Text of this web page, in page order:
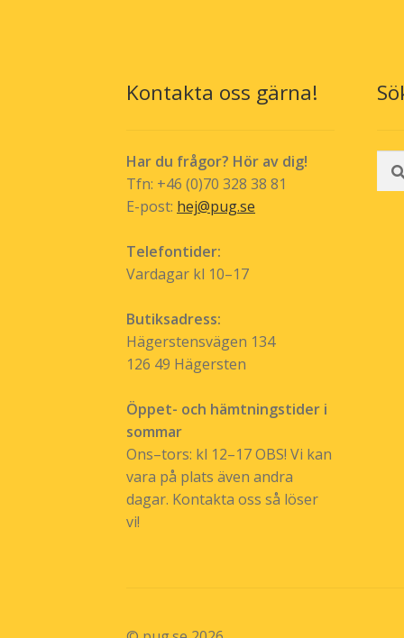
Kontakta oss gärna!
Har du frågor? Hör av dig!
Tfn: +46 (0)70 328 38 81
E-post: hej@pug.se
Telefontider:
Vardagar kl 10–17
Butiksadress:
Hägerstensvägen 134
126 49 Hägersten
Öppet- och hämtningstider i
sommar
Ons–tors: kl 12–17 OBS! Vi kan
vara på plats även andra
dagar. Kontakta oss så löser
vi!
Sök